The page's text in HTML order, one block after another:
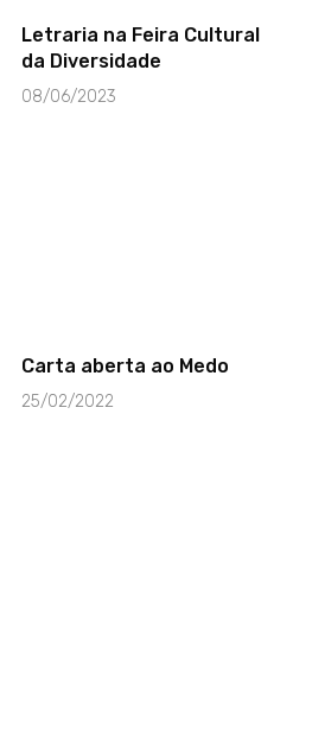
Letraria na Feira Cultural
da Diversidade
08/06/2023
Carta aberta ao Medo
25/02/2022